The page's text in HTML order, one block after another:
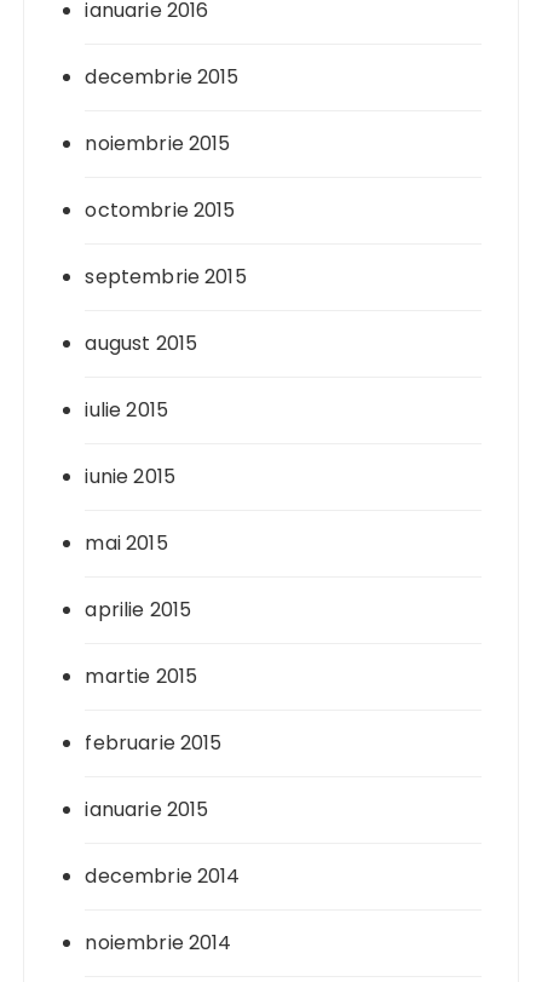
ianuarie 2016
decembrie 2015
noiembrie 2015
octombrie 2015
septembrie 2015
august 2015
iulie 2015
iunie 2015
mai 2015
aprilie 2015
martie 2015
februarie 2015
ianuarie 2015
decembrie 2014
noiembrie 2014